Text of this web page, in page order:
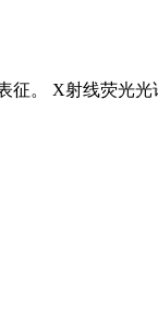
。 X射线荧光